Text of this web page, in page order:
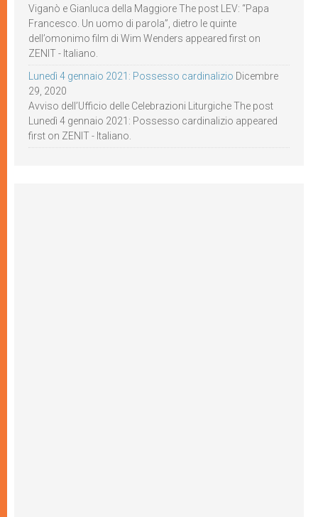
Viganò e Gianluca della Maggiore The post LEV: “Papa
Francesco. Un uomo di parola”, dietro le quinte
dell’omonimo film di Wim Wenders appeared first on
ZENIT - Italiano.
Lunedì 4 gennaio 2021: Possesso cardinalizio Dicembre
29, 2020
Avviso dell’Ufficio delle Celebrazioni Liturgiche The post
Lunedì 4 gennaio 2021: Possesso cardinalizio appeared
first on ZENIT - Italiano.